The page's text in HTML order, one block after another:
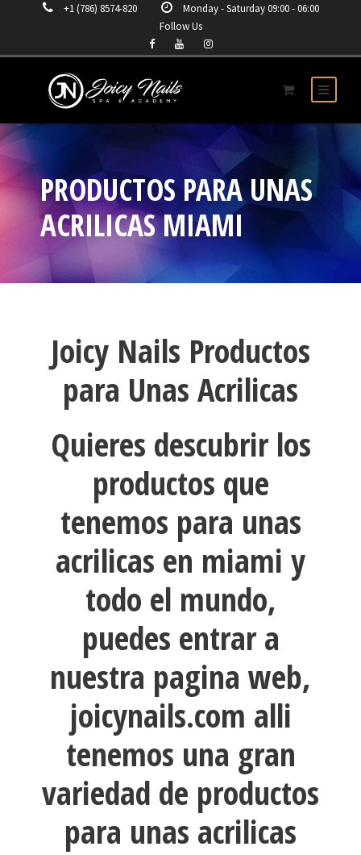
+1 (786) 8574-820
Monday - Saturday 09:00 - 06:00
Follow Us
PRODUCTOS PARA UNAS
ACRILICAS MIAMI
Joicy Nails Productos
para Unas Acrilicas
Quieres descubrir los
productos que
tenemos para unas
acrilicas en miami y
todo el mundo,
puedes entrar a
nuestra pagina web,
joicynails.com alli
tenemos una gran
variedad de productos
para unas acrilicas